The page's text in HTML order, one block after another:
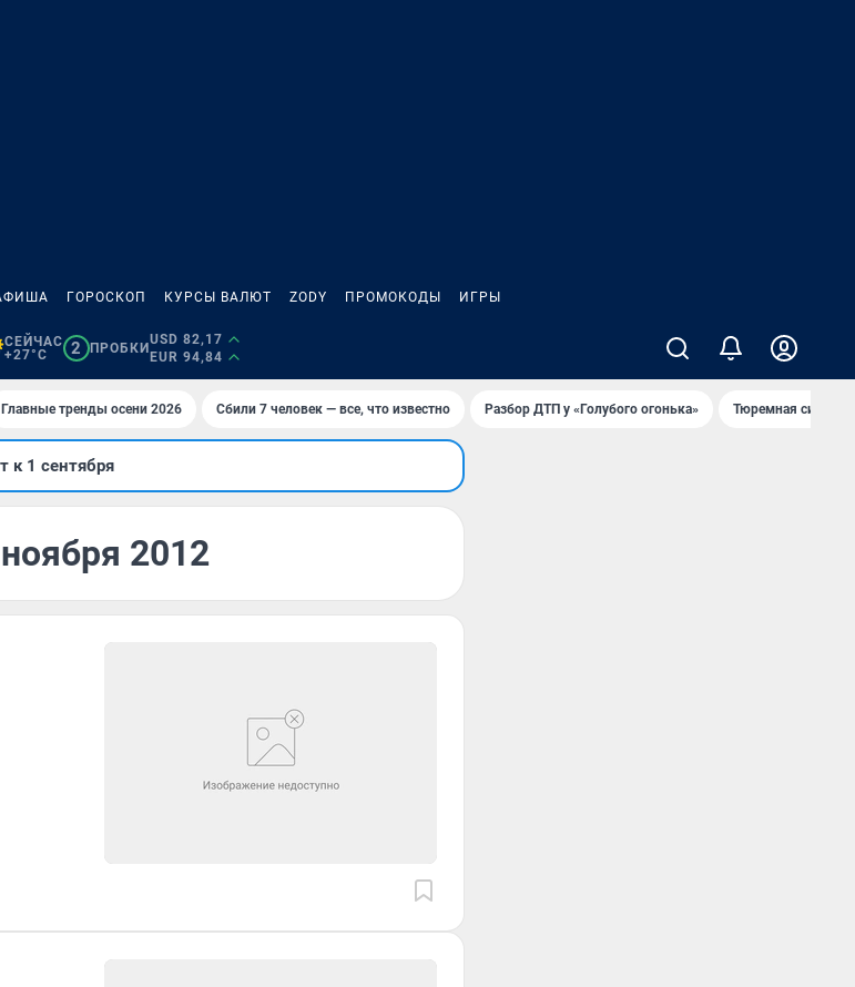
ГОРОСКОП КУРСЫ ВАЛЮТ ZODY ПРОМОКОДЫ ИГРЫ
СЕЙЧАС
+27°C
2 ПРОБКИ
USD 82,17
EUR 94,84
Главные тренды осени 2026 Сбили 7 человек — все, что известно Разбор ДТП у «Голубого огонька» Тюремная
к 1 сентября
2012